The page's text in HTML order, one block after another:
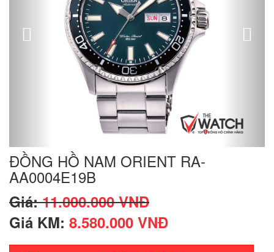
ĐỒNG HỒ NAM ORIENT RA-
AA0004E19B
Giá:11.000.000 VNĐ
Giá KM: 8.580.000 VNĐ